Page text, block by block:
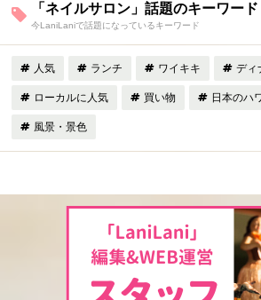
「ネイルサロン」話題のキーワード
今LaniLaniで話題になっているキーワード
人気 ランチ ワイキキ ディ
ローカルに人気 買い物 日本のハ
風景・景色